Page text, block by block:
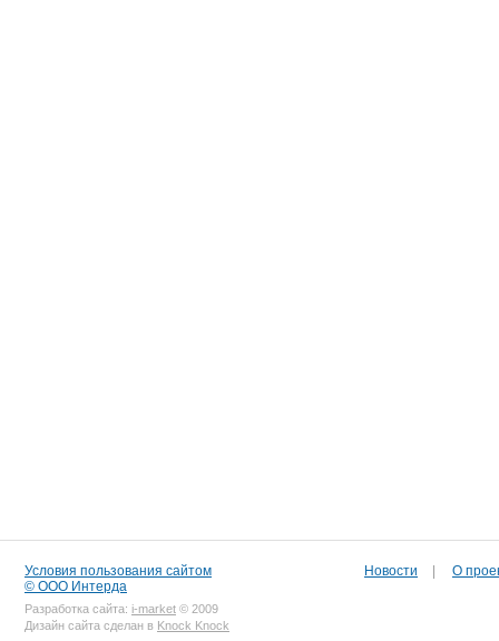
Условия пользования сайтом
© ООО Интерда
Разработка сайта: i-market © 2009
Дизайн сайта сделан в Knock Knock
Новости О